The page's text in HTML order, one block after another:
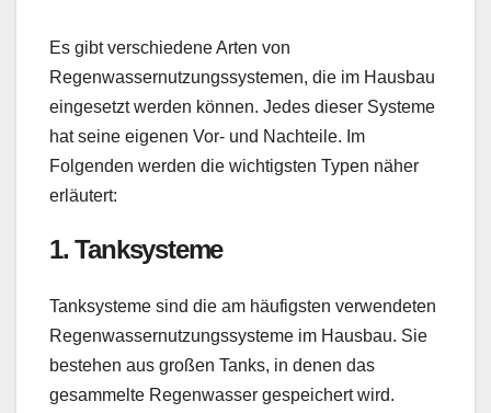
Es gibt verschiedene Arten von
Regenwassernutzungssystemen, die im Hausbau
eingesetzt werden können. Jedes dieser Systeme
hat seine eigenen Vor- und Nachteile. Im
Folgenden werden die wichtigsten Typen näher
erläutert:
1.Tanksysteme
Tanksysteme sind die am häufigsten verwendeten
Regenwassernutzungssysteme im Hausbau. Sie
bestehen aus großen Tanks, in denen das
gesammelte Regenwasser gespeichert wird.